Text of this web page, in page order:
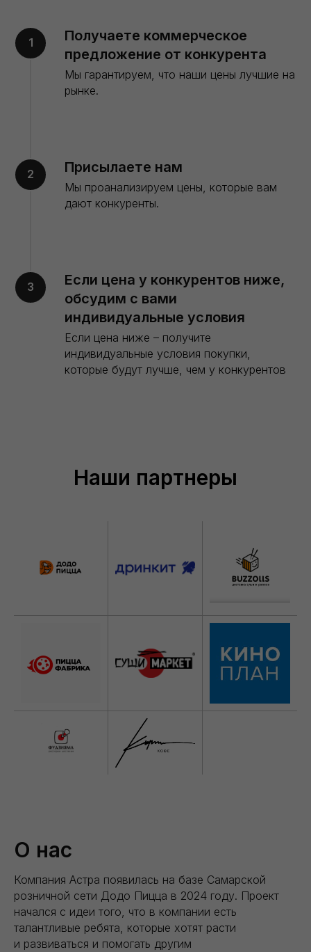
Получаете коммерческое
предложение от конкурента
Мы гарантируем, что наши цены лучшие на
рынке.
Присылаете нам
Мы проанализируем цены, которые вам
дают конкуренты.
Если цена у конкурентов ниже,
обсудим с вами
индивидуальные условия
Если цена ниже – получите
индивидуальные условия покупки,
которые будут лучше, чем у конкурентов
Наши партнеры
О нас
Компания Астра появилась на базе Самарской
розничной сети Додо Пицца в 2024 году. Проект
начался с идеи того, что в компании есть
талантливые ребята, которые хотят расти
и развиваться и помогать другим